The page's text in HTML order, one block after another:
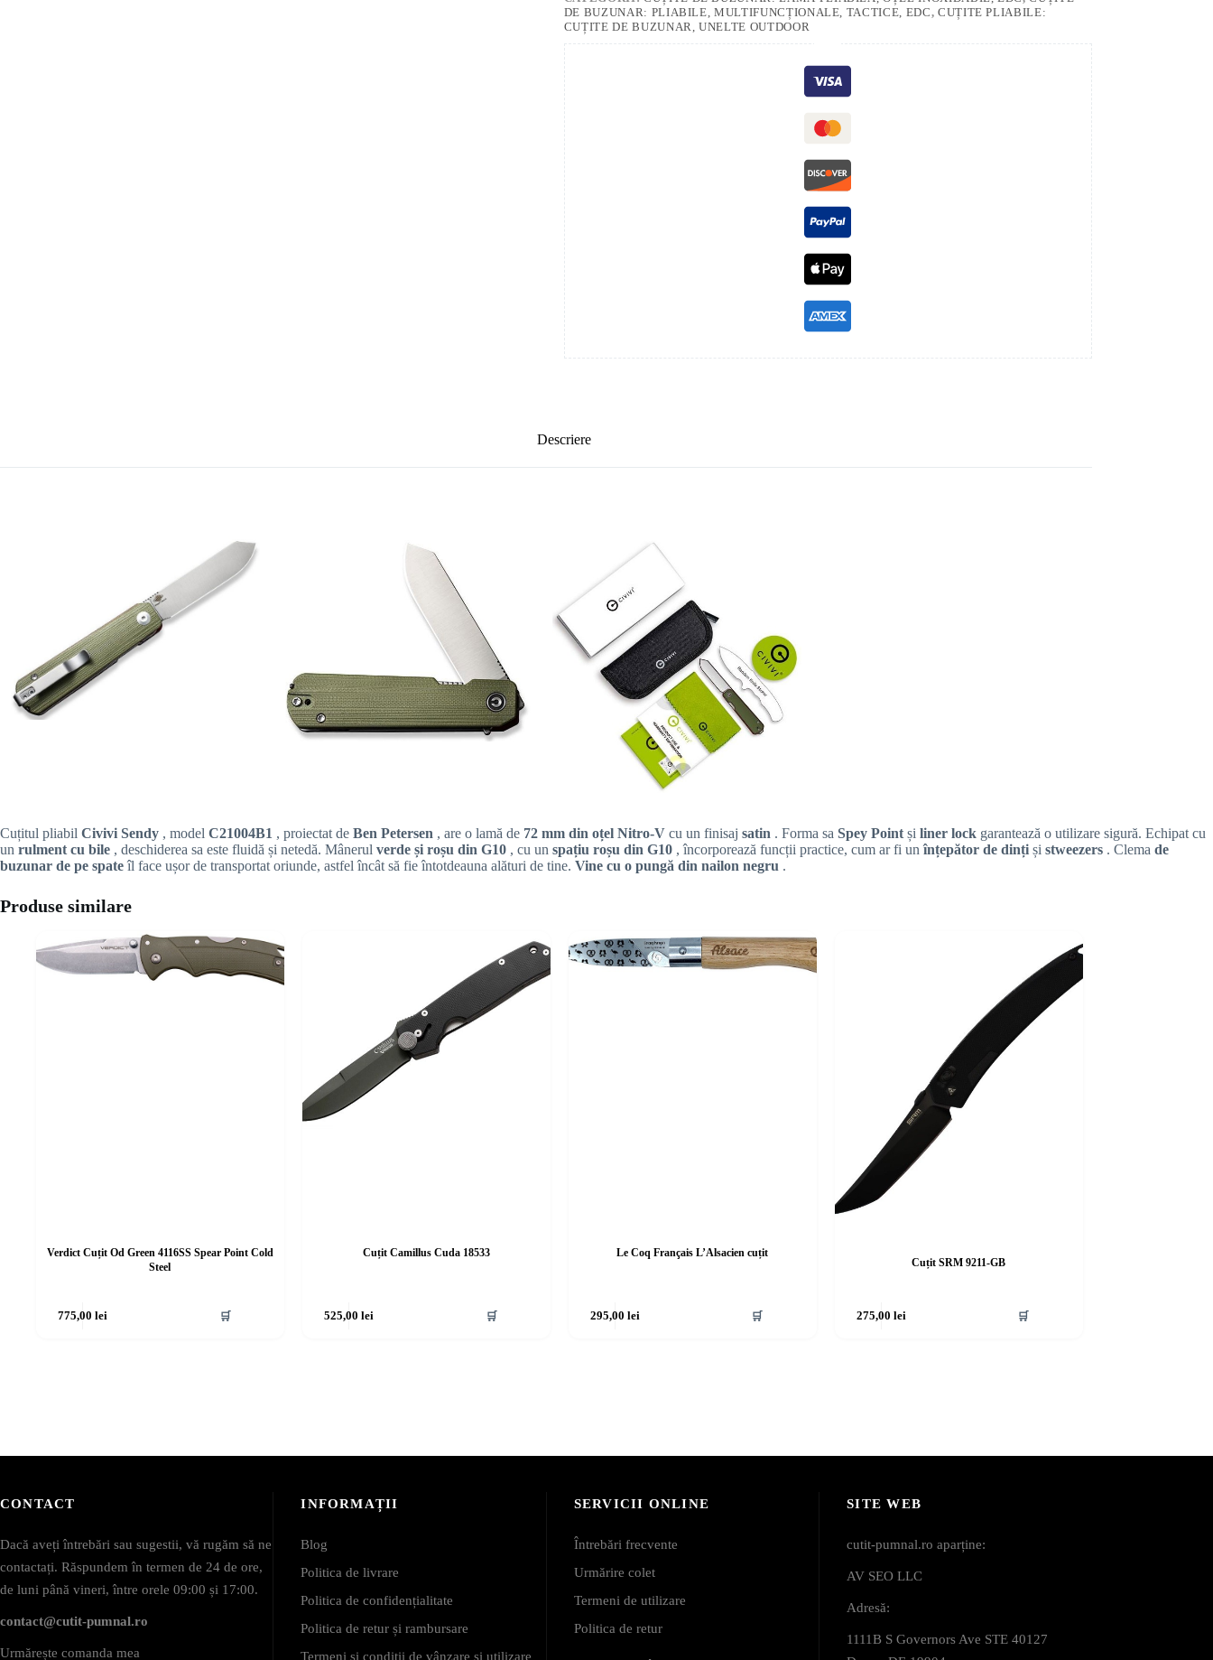
DE BUZUNAR: PLIABILE, MULTIFUNCȚIONALE, TACTICE, EDC, CUȚITE PLIABILE:
CUȚITE DE BUZUNAR, UNELTE OUTDOOR
Descriere
Cuțitul pliabil Civivi Sendy , model C21004B1 , proiectat de Ben Petersen , are o lamă de 72 mm din oțel Nitro-V cu un finisaj satin . Forma sa Spey Point și liner lock garantează o utilizare sigură. Echipat cu
un rulment cu bile , deschiderea sa este fluidă și netedă. Mânerul verde și roșu din G10 , cu un spațiu roșu din G10 , încorporează funcții practice, cum ar fi unînțepător de dinți și stweezers . Clema de
buzunar de pe spateîl face ușor de transportat oriunde, astfel încât să fie întotdeauna alături de tine. Vine cu o pungă din nailon negru .
Produse similare
Verdict Cuțit Od Green 4116SS Spear Point Cold
Steel
775,00lei 🛒
Cuțit Camillus Cuda 18533
525,00lei 🛒
Le Coq Français L’Alsacien cuțit
295,00 lei 🛒
Cuțit SRM 9211-GB
275,00 lei 🛒
CONTACT
Dacă aveți întrebări sau sugestii, vă rugăm să ne
contactați. Răspundem în termen de 24 de ore,
de luni până vineri, între orele 09:00 și 17:00.
contact@cutit-pumnal.ro
Urmărește comanda mea
INFORMAȚII
Blog
Politica de livrare
Politica de confidențialitate
Politica de retur și rambursare
Termeni și condiții de vânzare și utilizare
SERVICII ONLINE
Întrebări frecvente
Urmărire colet
Termeni de utilizare
Politica de retur
SITE WEB
cutit-pumnal.ro aparține:
AV SEO LLC
Adresă:
1111B S Governors Ave STE 40127